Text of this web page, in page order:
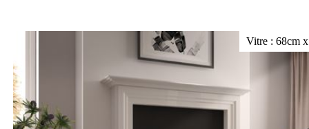
Vitre : 68cm